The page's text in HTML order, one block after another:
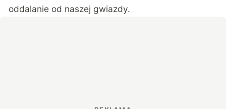
oddalanie od naszej gwiazdy.